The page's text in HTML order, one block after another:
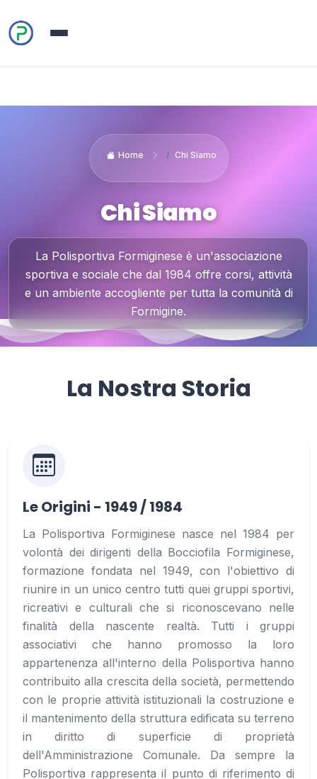
Home Chi Siamo
Chi Siamo
La Polisportiva Formiginese è un'associazione
sportiva e sociale che dal 1984 offre corsi, attività
e un ambiente accogliente per tutta la comunità di
Formigine.
La Nostra Storia
Le Origini - 1949 / 1984
La Polisportiva Formiginese nasce nel 1984 per
volontà dei dirigenti della Bocciofila Formiginese,
formazione fondata nel 1949, con l'obiettivo di
riunire in un unico centro tutti quei gruppi sportivi,
ricreativi e culturali che si riconoscevano nelle
finalità della nascente realtà. Tutti i gruppi
associativi che hanno promosso la loro
appartenenza all'interno della Polisportiva hanno
contribuito alla crescita della società, permettendo
con le proprie attività istituzionali la costruzione e
il mantenimento della struttura edificata su terreno
in diritto di superficie di proprietà
dell'Amministrazione Comunale. Da sempre la
Polisportiva rappresenta il punto di riferimento di